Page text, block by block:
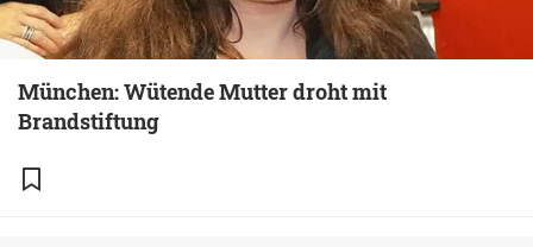
München: Wütende Mutter droht mit
Brandstiftung